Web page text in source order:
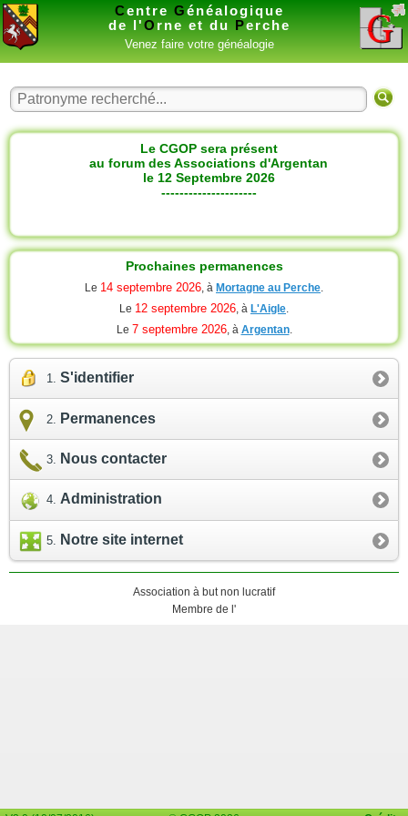
Centre Généalogique
de l'O rne et du Perche
Venez faire votre généalogie
Le CGOP sera présent
au forum des Associations d'Argentan
le 12 Septembre 2026
---------------------
Prochaines permanences
Le 14 septembre 2026, à Mortagne au Perche.
Le 12 septembre 2026, à L'Aigle.
Le 7 septembre 2026, à Argentan.
S'identifier
Permanences
Nous contacter
Administration
Notre site internet
Association à but non lucratif
Membre de l'